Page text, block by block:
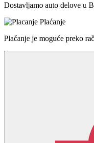
Dostavljamo auto delove u
Plaćanje
Plaćanje je moguće preko